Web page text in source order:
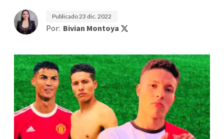
Publicado23 dic. 2022
Por: Bivian Montoya